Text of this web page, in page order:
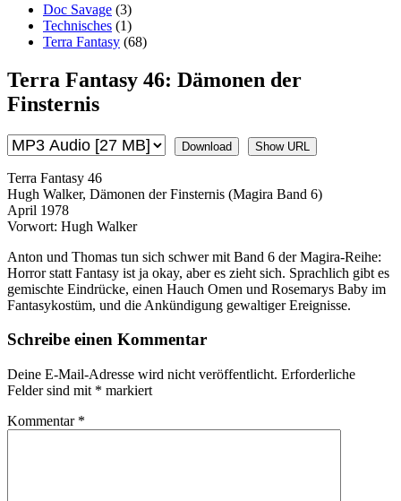
Doc Savage (3)
Technisches (1)
Terra Fantasy (68)
Terra Fantasy 46: Dämonen der
Finsternis
Download Show URL
Terra Fantasy 46
Hugh Walker, Dämonen der Finsternis (Magira Band 6)
April 1978
Vorwort: Hugh Walker
Anton und Thomas tun sich schwer mit Band 6 der Magira-Reihe:
Horror statt Fantasy ist ja okay, aber es zieht sich. Sprachlich gibt es
gemischte Eindrücke, einen Hauch Omen und Rosemarys Baby im
Fantasykostüm, und die Ankündigung gewaltiger Ereignisse.
Schreibe einen Kommentar
Deine E-Mail-Adresse wird nicht veröffentlicht. Erforderliche
Felder sind mit * markiert
Kommentar *